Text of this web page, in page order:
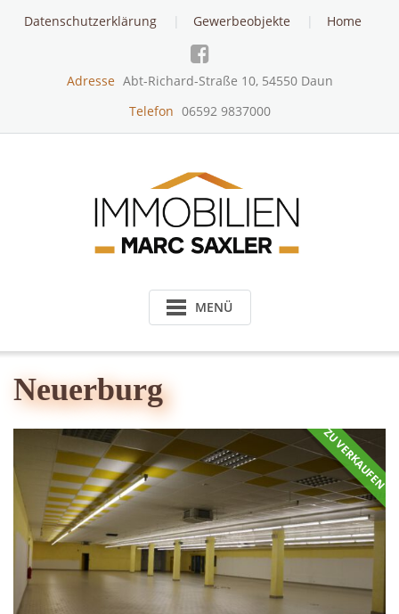
Datenschutzerklärung Gewerbeobjekte Home
Adresse Abt-Richard-Straße 10, 54550 Daun
Telefon 06592 9837000
MENÜ
Neuerburg
ZU VERKAUFEN